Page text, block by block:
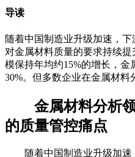
导读
随着中国制造业升级加速，
对金属材料质量的要求持续
模保持年均约15%的增长，
30%。但多数企业在金属材料
金属材料分析领
的质量管控痛点
随着中国制造业升级加速